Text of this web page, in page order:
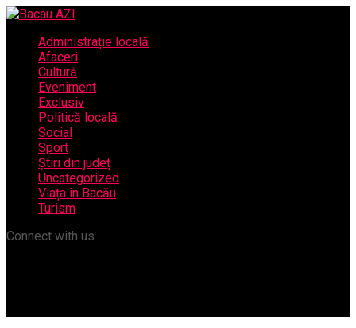
Administrație locală
Afaceri
Cultură
Eveniment
Exclusiv
Politică locală
Social
Sport
Știri din județ
Uncategorized
Viața în Bacău
Turism
Connect with us